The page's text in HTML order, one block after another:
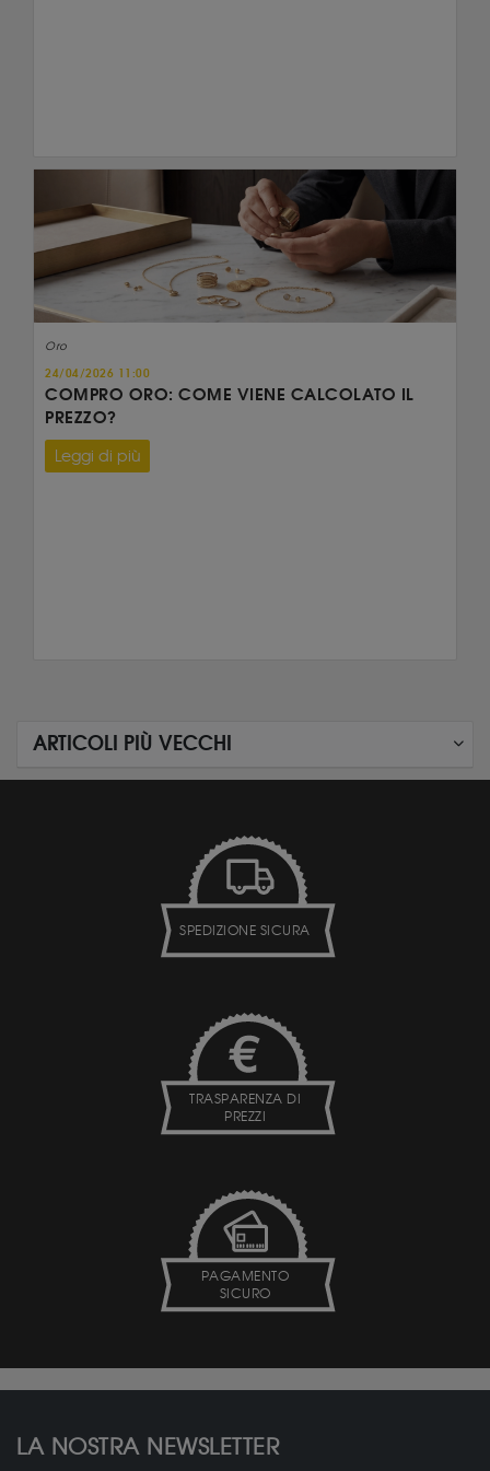
Oro
24/04/2026 11:00
COMPRO ORO: COME VIENE CALCOLATO IL
PREZZO?
Leggi di più
ARTICOLI PIÙ VECCHI
SPEDIZIONE SICURA
TRASPARENZA DI
PREZZI
PAGAMENTO
SICURO
LA NOSTRA NEWSLETTER